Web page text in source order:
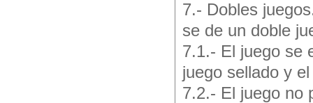
7.- Dobles
se de un doble
7.1.- El juego se
juego sellado y
7.2.- El juego no